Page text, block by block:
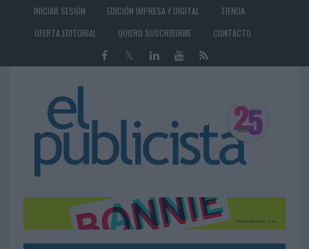
INICIAR SESIÓN EDICIÓN IMPRESA Y DIGITAL
TIENDA
OFERTA EDITORIAL
QUIERO SUSCRIBIRME CONTACTO